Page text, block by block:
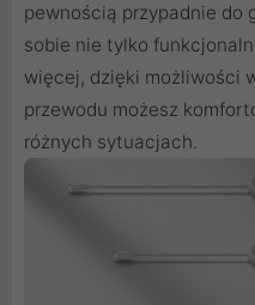
pewnością przypadnie do
sobie nie tylko
więcej, dzięki możliwości
przewodu możesz
różnych sytuacjach.